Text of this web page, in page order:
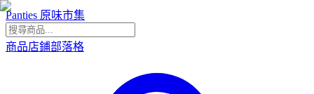
Panties 原味市集
商品店鋪部落格